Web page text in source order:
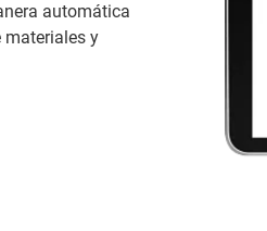
automática
y